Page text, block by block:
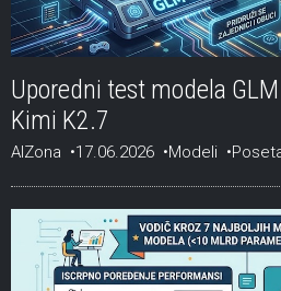
Uporedni test modela
Kimi K2.7
AIZona 17.06.2026 Modeli